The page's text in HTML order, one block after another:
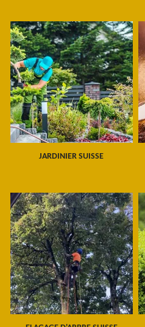
JARDINIER SUISSE